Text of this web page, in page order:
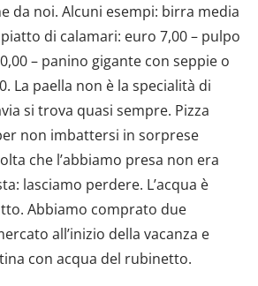
da noi. Alcuni esempi: birra media
di calamari: euro 7,00 – pulpo
– panino gigante con seppie o
La paella non è la specialità di
si trova quasi sempre. Pizza
non imbattersi in sorprese
che l’abbiamo presa non era
lasciamo perdere. L’acqua è
Abbiamo comprato due
all’inizio della vacanza e
con acqua del rubinetto.